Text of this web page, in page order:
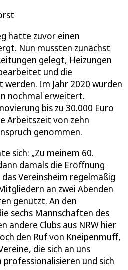
hatte zuvor einen
Nun mussten zunächst
gelegt, Heizungen
und die
Im Jahr 2020 wurden
nochmal erweitert.
bis zu 30.000 Euro
Arbeitszeit von zehn
genommen.
sich: „Zu meinem 60.
damals die Eröffnung
Vereinsheim regelmäßig
an zwei Abenden
genutzt. An den
sechs Mannschaften des
andere Clubs aus NRW hier
den Ruf von Kneipenmuff,
die sich an uns
und sich